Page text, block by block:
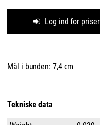
Log ind for priser
Mål i bunden: 7,4 cm
Tekniske data